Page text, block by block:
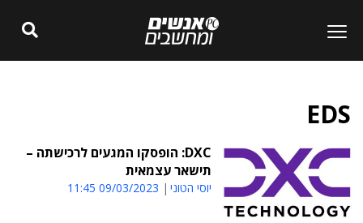
EDS
DXC: הופסקו המגעים לרכישתה –
תישאר עצמאית
יוסי הטוני 09/03/2023 11:45